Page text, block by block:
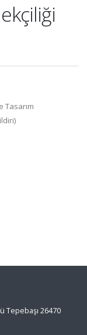
Tasarım
Tepebaşı 26470